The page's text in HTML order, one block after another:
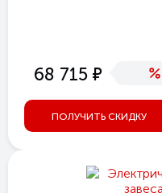
68 715 е
ПОЛУЧИТЬ СКИДКУ